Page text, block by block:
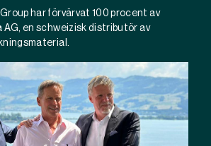
har förvärvat 100 procent av
AG, en schweizisk distributör av